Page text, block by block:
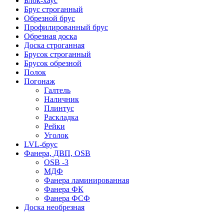
Брус строганный
Обрезной брус
Профилированный брус
Обрезная доска
Доска строганная
Брусок строганный
Брусок обрезной
Полок
Погонаж
Галтель
Наличник
Плинтус
Раскладка
Рейки
Уголок
LVL-брус
Фанера, ДВП, OSB
OSB -3
МДФ
Фанера ламинированная
Фанера ФК
Фанера ФСФ
Доска необрезная